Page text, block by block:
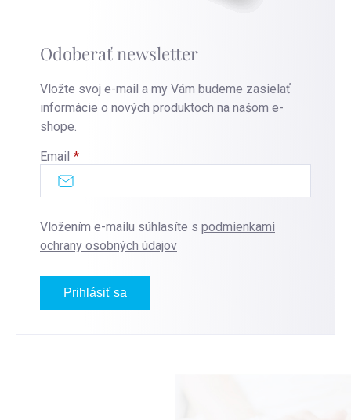
Odoberať newsletter
Vložte svoj e-mail a my Vám budeme zasielať
informácie o nových produktoch na našom e-
shope.
Email
Vložením e-mailu súhlasíte s podmienkami
ochrany osobných údajov
Prihlásiť sa